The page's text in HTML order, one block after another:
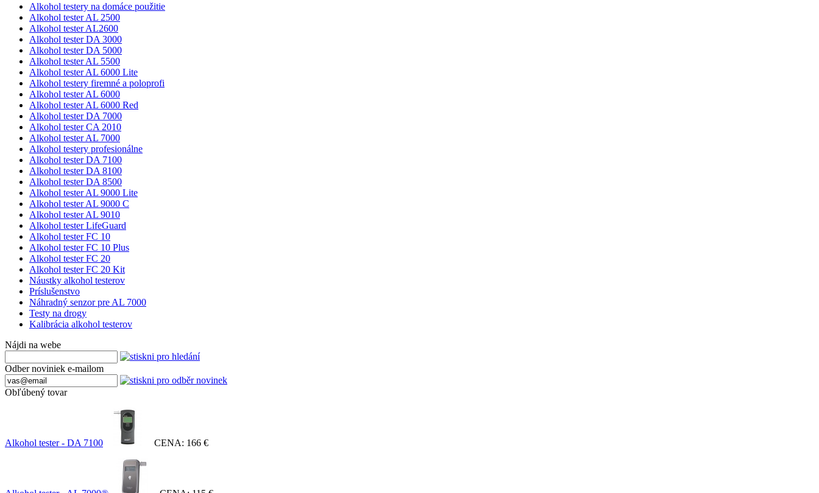
Alkohol testery na domáce použitie
Alkohol tester AL 2500
Alkohol tester AL2600
Alkohol tester DA 3000
Alkohol tester DA 5000
Alkohol tester AL 5500
Alkohol tester AL 6000 Lite
Alkohol testery firemné a poloprofi
Alkohol tester AL 6000
Alkohol tester AL 6000 Red
Alkohol tester DA 7000
Alkohol tester CA 2010
Alkohol tester AL 7000
Alkohol testery profesionálne
Alkohol tester DA 7100
Alkohol tester DA 8100
Alkohol tester DA 8500
Alkohol tester AL 9000 Lite
Alkohol tester AL 9000 C
Alkohol tester AL 9010
Alkohol tester LifeGuard
Alkohol tester FC 10
Alkohol tester FC 10 Plus
Alkohol tester FC 20
Alkohol tester FC 20 Kit
Náustky alkohol testerov
Príslušenstvo
Náhradný senzor pre AL 7000
Testy na drogy
Kalibrácia alkohol testerov
Nájdi na webe
Odber noviniek e-mailom
Obľúbený tovar
Alkohol tester - DA 7100 CENA: 166 €